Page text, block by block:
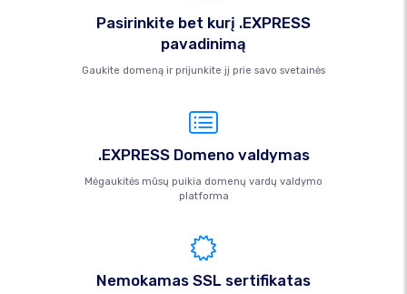
Pasirinkite bet kurį .EXPRESS
pavadinimą
Gaukite domeną ir prijunkite jį prie savo svetainės
.EXPRESS Domeno valdymas
Mėgaukitės mūsų puikia domenų vardų valdymo
platforma
Nemokamas SSL sertifikatas